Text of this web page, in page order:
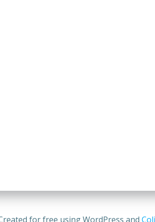
for free using WordPress and